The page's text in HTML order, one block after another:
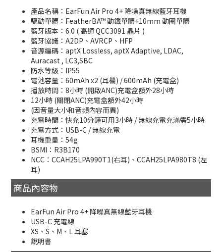
產品名稱：EarFun Air Pro 4+ 降噪真無線藍牙耳機
驅動單體：FeatherBA™ 動鐵單體+10mm 動圈單體
藍牙版本：6.0 ( 高通 QCC3091 晶片 )
藍牙協議：A2DP、AVRCP、HFP
音源編碼：aptX Lossless, aptX Adaptive, LDAC,
Auracast , LC3,SBC
防水等級：IP55
電池容量：60mAh x2 (耳機) / 600mAh (充電盒)
播放時間：8小時 (開啟ANC)充電盒額外28小時
12小時 (關閉ANC)充電盒額外42小時
(因音量大小和音頻內容而異)
充電時間：快充10分鐘可用3小時 / 無線充電充滿需5小時
充電方式：USB-C / 無線充電
耳機重量：54g
BSMI：R3B170
NCC：CCAH25LPA990T1(右耳)、CCAH25LPA980T8 (左
耳)
商品內容物
EarFun Air Pro 4+ 降噪真無線藍牙耳機
USB-C 充電線
XS、S、M、L 耳塞
說明書